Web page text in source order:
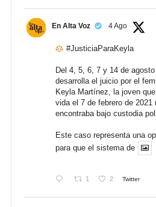
En Alta Voz 4 Ago
#JusticiaParaKeyla
Del 4, 5, 6, 7 y 14 de
desarrolla el juicio por el
Keyla Martínez, la joven
vida el 7 de febrero de 2021
encontraba bajo custodia
Este caso representa una
para que el sistema de
1 2 Twitter